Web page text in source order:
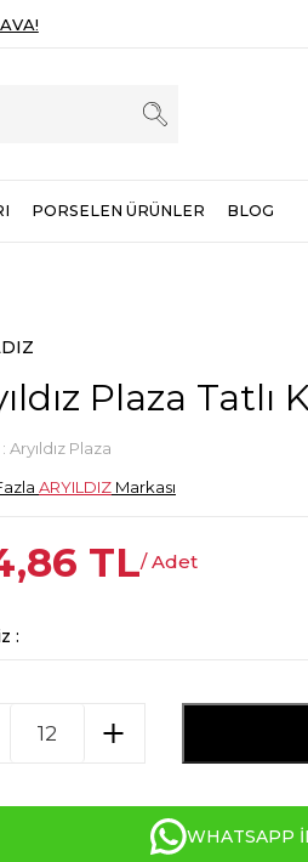
PORSELEN ÜRÜNLER BLOG
Plaza Tatlı
Aryıldız Plaza
ARYILDIZ Markası
TL/ Adet
:
WHATSAPP